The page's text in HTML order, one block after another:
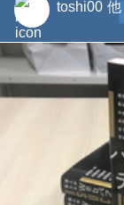
toshi00 他